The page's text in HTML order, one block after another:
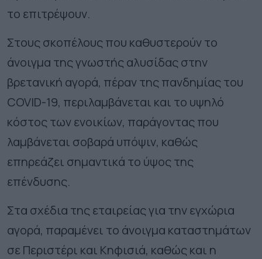
το επιτρέψουν.
Στους σκοπέλους που καθυστερούν το
άνοιγμα της γνωστής αλυσίδας στην
βρετανική αγορά, πέραν της πανδημίας του
COVID-19, περιλαμβάνεται και το υψηλό
κόστος των ενοικίων, παράγοντας που
λαμβάνεται σοβαρά υπόψιν, καθώς
επηρεάζει σημαντικά το ύψος της
επένδυσης.
Στα σχέδια της εταιρείας για την εγχώρια
αγορά, παραμένει το άνοιγμα καταστημάτων
σε Περιστέρι και Κηφισιά, καθώς και η